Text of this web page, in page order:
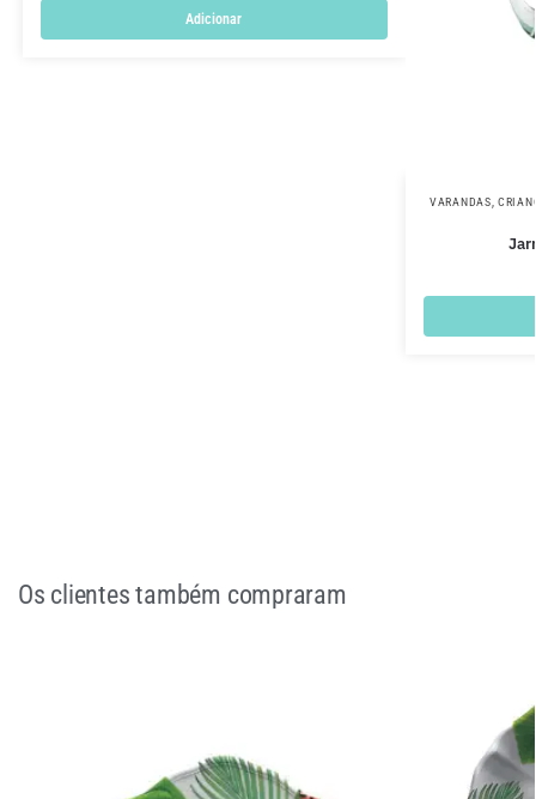
Adicionar
VARANDAS ,
Os clientes também compraram